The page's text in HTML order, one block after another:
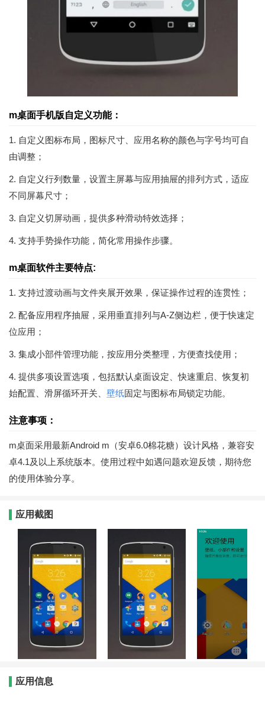
m桌面手机版自定义功能：
1. 自定义图标布局，图标尺寸、应用名称的颜色与字号均可自
由调整；
2. 自定义行列数量，设置主屏幕与应用抽屉的排列方式，适应
不同屏幕尺寸；
3. 自定义切屏动画，提供多种滑动特效选择；
4. 支持手势操作功能，简化常用操作步骤。
m桌面软件主要特点:
1. 支持过渡动画与文件夹展开效果，保证操作过程的连贯性；
2. 配备应用程序抽屉，采用垂直排列与A-Z侧边栏，便于快速定
位应用；
3. 集成小部件管理功能，按应用分类整理，方便查找使用；
4. 提供多项设置选项，包括默认桌面设定、快速重启、恢复初
始配置、滑屏循环开关、 壁纸固定与图标布局锁定功能。
注意事项：
m桌面采用最新Android m（安卓6.0棉花糖）设计风格，兼容安
卓4.1及以上系统版本。使用过程中如遇问题欢迎反馈，期待您
的使用体验分享。
应用截图
应用信息